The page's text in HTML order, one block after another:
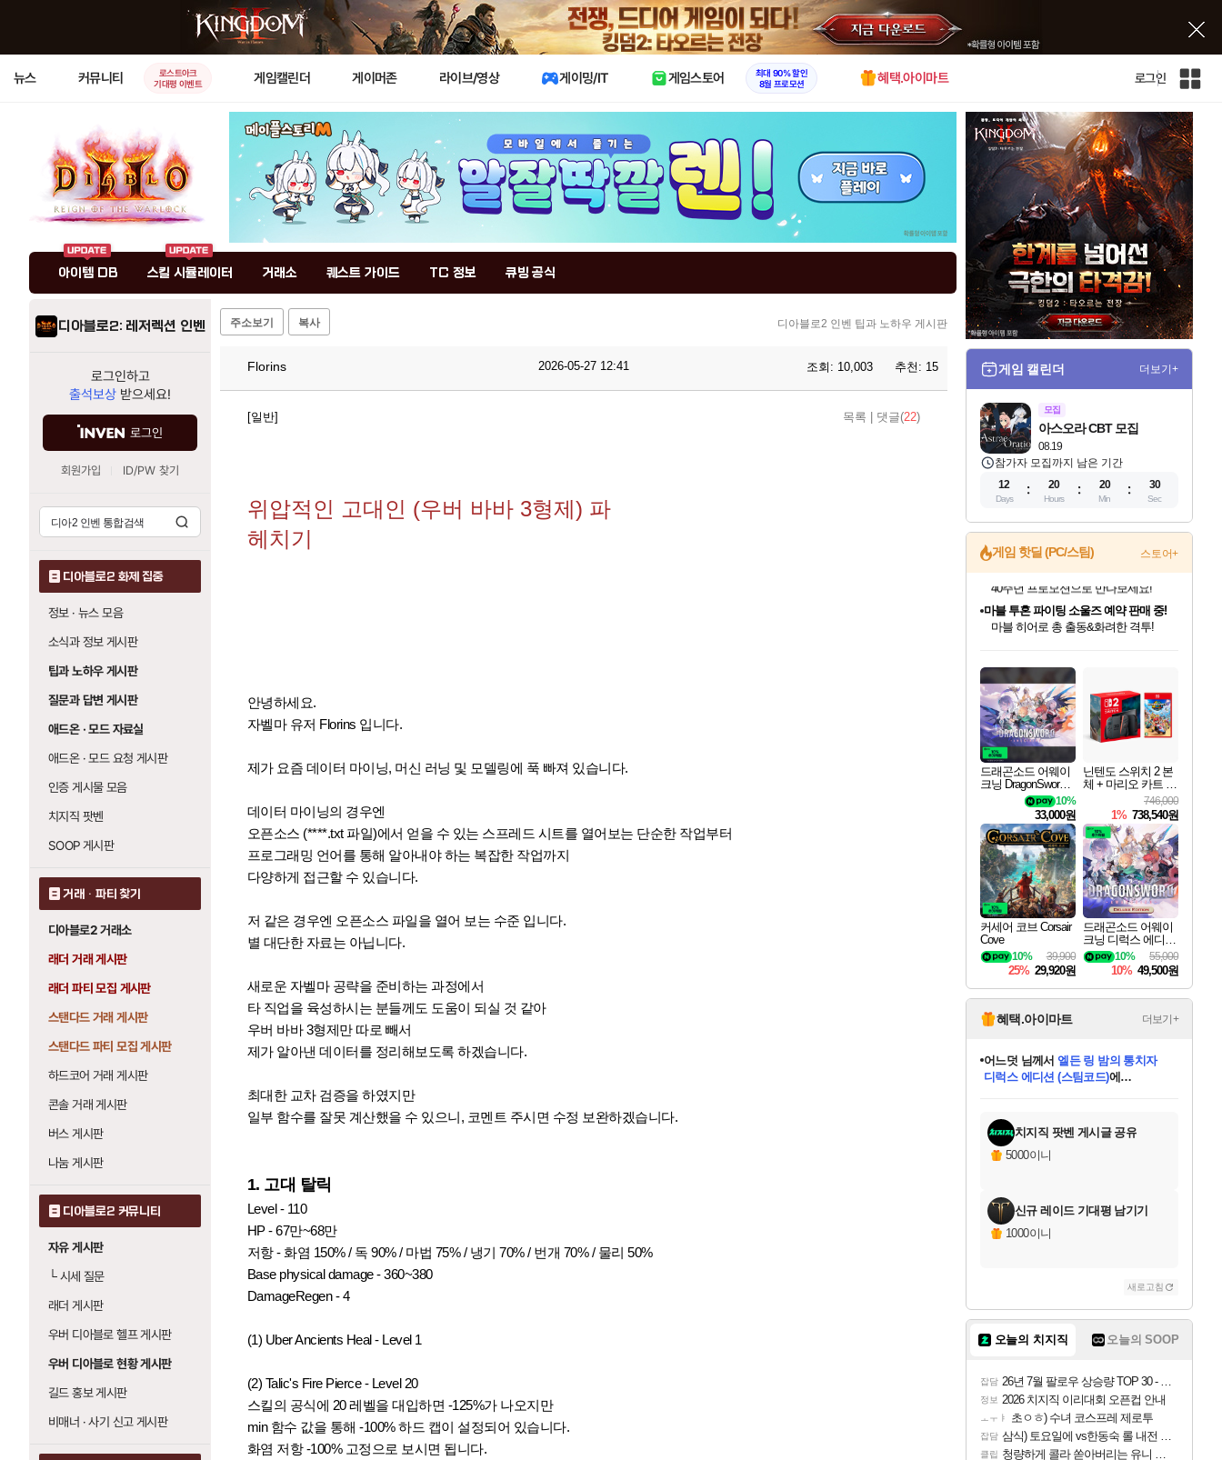
X
뉴스 커뮤니티
로스트아크
기대평 이벤트
게임캘린더 게이머존 라이브/영상 게이밍/IT 게임스토어
최대 90% 할인
8월 프로모션
혜택.아이마트 로그인
인
전
체
사
이
트
맵
아이템 DB 스킬 시뮬레이터 거래소 퀘스트 가이드 TC 정보 큐빙 공식
디아블로2: 레저렉션 인벤
로그인하고
출석보상 받으세요!
로그인
회원가입 ID/PW 찾기
디아블로2 화제 집중
정보 · 뉴스 모음
소식과 정보 게시판
팁과 노하우 게시판
질문과 답변 게시판
애드온 · 모드 자료실
애드온 · 모드 요청 게시판
인증 게시물 모음
치지직 팟벤
SOOP 게시판
거래 · 파티 찾기
디아블로2 거래소
래더 거래 게시판
래더 파티 모집 게시판
스탠다드 거래 게시판
스탠다드 파티 모집 게시판
하드코어 거래 게시판
콘솔 거래 게시판
버스 게시판
나눔 게시판
디아블로2 커뮤니티
자유 게시판
└시세 질문
래더 게시판
우버 디아블로 헬프 게시판
우버 디아블로 현황 게시판
길드 홍보 게시판
비매너 · 사기 신고 게시판
주소보기 복사 디아블로2 인벤 팁과 노하우 게시판
Florins 2026-05-27 12:41 조회: 10,003 추천: 15
[일반] 목록 댓글(22)
위압적인 고대인 (우버 바바 3형제) 파
헤치기
안녕하세요.
자벨마 유저 Florins 입니다.
제가 요즘 데이터 마이닝, 머신 러닝 및 모델링에 푹 빠져 있습니다.
데이터 마이닝의 경우엔
오픈소스 (****.txt 파일)에서 얻을 수 있는 스프레드 시트를 열어보는 단순한 작업부터
프로그래밍 언어를 통해 알아내야 하는 복잡한 작업까지
다양하게 접근할 수 있습니다.
저 같은 경우엔 오픈소스 파일을 열어 보는 수준 입니다.
별 대단한 자료는 아닙니다.
새로운 자벨마 공략을 준비하는 과정에서
타 직업을 육성하시는 분들께도 도움이 되실 것 같아
우버 바바 3형제만 따로 빼서
제가 알아낸 데이터를 정리해보도록 하겠습니다.
최대한 교차 검증을 하였지만
일부 함수를 잘못 계산했을 수 있으니, 코멘트 주시면 수정 보완하겠습니다.
1. 고대 탈릭
Level - 110
HP - 67만~68만
저항 - 화염 150% / 독 90% / 마법 75% / 냉기 70% / 번개 70% / 물리 50%
Base physical damage - 360~380
DamageRegen - 4
(1) Uber Ancients Heal - Level 1
(2) Talic's Fire Pierce - Level 20
스킬의 공식에 20 레벨을 대입하면 -125%가 나오지만
min 함수 값을 통해 -100% 하드 캡이 설정되어 있습니다.
화염 저항 -100% 고정으로 보시면 됩니다.
게임 캘린더 더보기+
모집
08.19
아스오라 CBT 모집
참가자 모집까지 남은 기간
12
Days
20
Hours
20
Min
29
Sec
게임 핫딜 (PC/스팀) 스토어+
최대 90% 할인가를 만나보세요!
네이버혜택과 함께 만나보세요!
50%할인&추가 적립까지!
이니&베니 혜택까지!
네이버 혜택가와 함께 예약하세요!
할인&네이버혜택으로 만나보세요!
네이버페이 혜택과 만나보세요!
40주년 프로모션으로 만나보세요!
마블 투혼 파이팅 소울즈 예약 판매 중!
마블 히어로 총 출동&화려한 격투!
네이버 포인트 혜택까지!
할인가에 만나보세요!
일부 에디션 상시 할인!
혜택으로 예약 판매 중
편안하게 충전하세요
드래곤소드 어웨이
크닝 DragonSword A
10%
33,000원
닌텐도 스위치 2 본
체 + 마리오 카트 월
746,000
1% 738,540원
커세어 코브 Corsair
Cove
39,900
10%
25% 29,920원
드래곤소드 어웨이
크닝 디럭스 에디션
DragonSword Awake
ning Deluxe Edition
55,000
10%
10% 49,500원
혜택.아이마트 더보기+
당첨되셨습니다.
당첨되셨습니다.
어느덧 님께서엘든 링 밤의 통치자
디럭스 에디션 (스팀코드)에
당첨되셨습니다.
에디션 (스팀코드)를 교환.
당첨되셨습니다.
당첨되셨습니다.
당첨되셨습니다.
당첨되셨습니다.
치지직 팟벤 게시글 공유
5000이니
신규 레이드 기대평 남기기
1000이니
새로고침
오늘의 치지직 오늘의 SOOP
잡담 26년 7월 팔로우 상승량 TOP 30 - 월간 치지직
정보 2026 치지직 이리대회 오픈컵 안내
ㅗㅜㅑ 초ㅇㅎ) 수녀 코스프레 제로투
잡담 삼식) 토요일에 vs한동숙 롤 내전 예정
클립 청량하게 콜라 쏟아버리는 유니 ㅋㅋㅋ